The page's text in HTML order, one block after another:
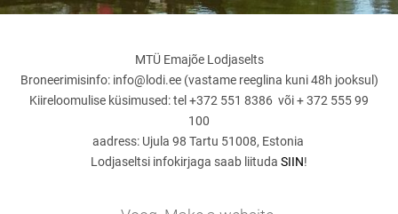
MTÜ Emajõe Lodjaselts
Broneerimisinfo: info@lodi.ee (vastame reeglina kuni 48h jooksul)
Kiireloomulise küsimused: tel +372 551 8386 või + 372 555 99
100
aadress: Ujula 98 Tartu 51008, Estonia
Lodjaseltsi infokirjaga saab liituda SIIN!